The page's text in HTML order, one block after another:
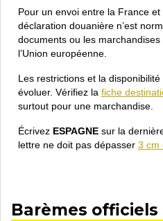
Pour un envoi entre la France et
déclaration douanière n’est
documents ou les
l’Union européenne.
Les restrictions et la
évoluer. Vérifiez la fiche
surtout pour une marchandise.
Écrivez ESPAGNEsur la
lettre ne doit pas dépasser 3 cm
Barèmes officiels